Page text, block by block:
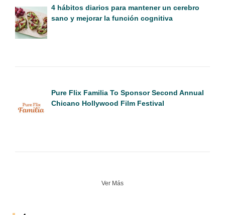
4 hábitos diarios para mantener un cerebro
sano y mejorar la función cognitiva
Pure Flix Familia To Sponsor Second Annual
Chicano Hollywood Film Festival
Ver Más